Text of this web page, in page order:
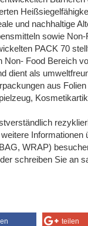
und nachhaltige
sowie Non-
PACK 70
Non- Food Bereich
dient als
aus
WRAP)
schreiben Sie an
teilen